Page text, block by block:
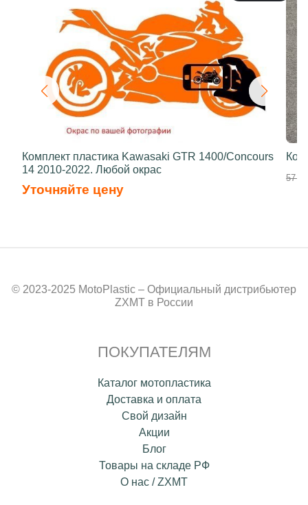
Комплект пластика Kawasaki GTR 1400/Concours
14 2010-2022. Любой окрас
Уточняйте цену
57
© 2023-2025 MotoPlastic – Официальный дистрибьютер
ZXMT в России
ПОКУПАТЕЛЯМ
Каталог мотопластика
Доставка и оплата
Свой дизайн
Акции
Блог
Товары на складе РФ
О нас / ZXMT